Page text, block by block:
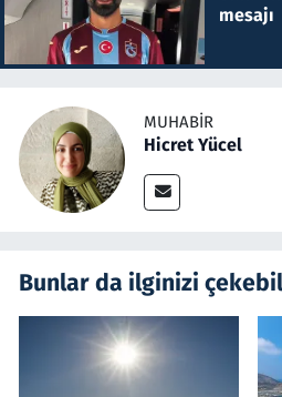
mesajı
MUHABIR
Hicret Yücel
Bunlar da ilginizi